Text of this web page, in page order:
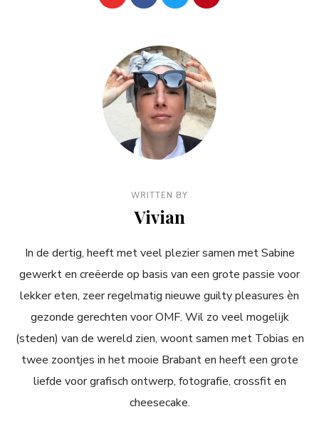
WRITTEN BY
Vivian
In de dertig, heeft met veel plezier samen met Sabine
gewerkt en creëerde op basis van een grote passie voor
lekker eten, zeer regelmatig nieuwe guilty pleasures èn
gezonde gerechten voor OMF. Wil zo veel mogelijk
(steden) van de wereld zien, woont samen met Tobias en
twee zoontjes in het mooie Brabant en heeft een grote
liefde voor grafisch ontwerp, fotografie, crossfit en
cheesecake.